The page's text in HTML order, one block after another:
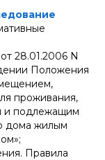
28.01.2006 N
Положения
проживания,
и подлежащим
дома жилым
Правила